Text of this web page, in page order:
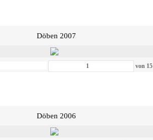
Döben 2007
von 15
Döben 2006